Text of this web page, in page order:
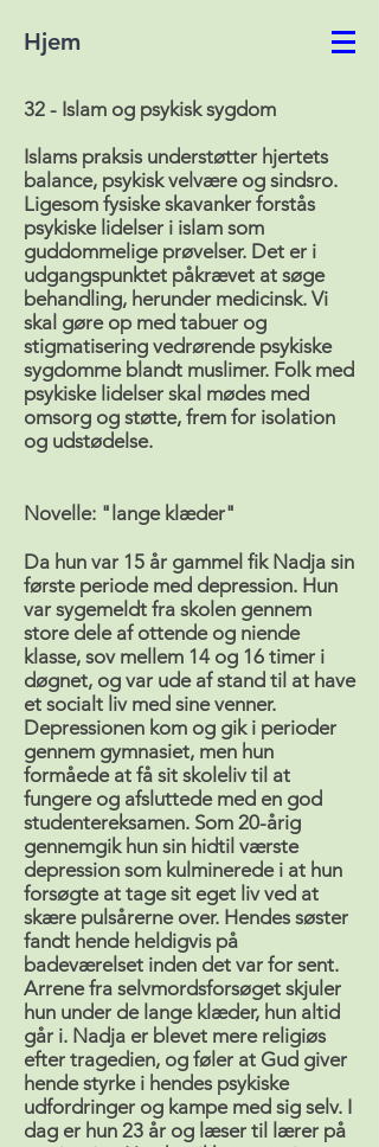
Hjem
32 - Islam og psykisk sygdom
Islams praksis understøtter hjertets
balance, psykisk velvære og sindsro.
Ligesom fysiske skavanker forstås
psykiske lidelser i islam som
guddommelige prøvelser. Det er i
udgangspunktet påkrævet at søge
behandling, herunder medicinsk. Vi
skal gøre op med tabuer og
stigmatisering vedrørende psykiske
sygdomme blandt muslimer. Folk med
psykiske lidelser skal mødes med
omsorg og støtte, frem for isolation
og udstødelse.
Novelle: "lange klæder"
Da hun var 15 år gammel fik Nadja sin
første periode med depression. Hun
var sygemeldt fra skolen gennem
store dele af ottende og niende
klasse, sov mellem 14 og 16 timer i
døgnet, og var ude af stand til at have
et socialt liv med sine venner.
Depressionen kom og gik i perioder
gennem gymnasiet, men hun
formåede at få sit skoleliv til at
fungere og afsluttede med en god
studentereksamen. Som 20-årig
gennemgik hun sin hidtil værste
depression som kulminerede i at hun
forsøgte at tage sit eget liv ved at
skære pulsårerne over. Hendes søster
fandt hende heldigvis på
badeværelset inden det var for sent.
Arrene fra selvmordsforsøget skjuler
hun under de lange klæder, hun altid
går i. Nadja er blevet mere religiøs
efter tragedien, og føler at Gud giver
hende styrke i hendes psykiske
udfordringer og kampe med sig selv. I
dag er hun 23 år og læser til lærer på